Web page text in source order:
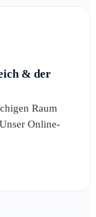
& der
Raum
Online-